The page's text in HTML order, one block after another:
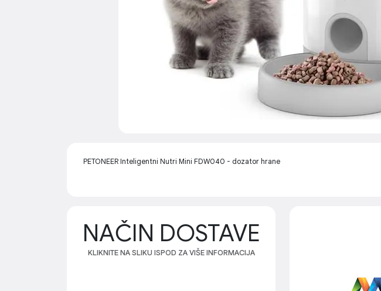
PETONEER Inteligentni Nutri Mini FDW040 - dozator hrane
NAČIN DOSTAVE
KLIKNITE NA SLIKU ISPOD ZA VIŠE INFORMACIJA